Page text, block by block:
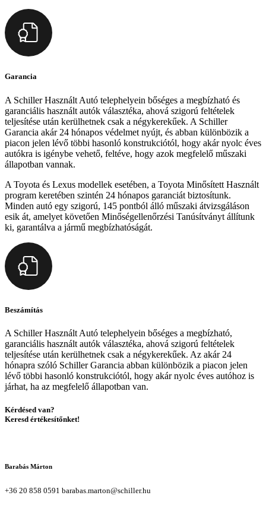
Garancia
A Schiller Használt Autó telephelyein bőséges a megbízható és
garanciális használt autók választéka, ahová szigorú feltételek
teljesítése után kerülhetnek csak a négykerekűek. A Schiller
Garancia akár 24 hónapos védelmet nyújt, és abban különbözik a
piacon jelen lévő többi hasonló konstrukciótól, hogy akár nyolc éves
autókra is igénybe vehető, feltéve, hogy azok megfelelő műszaki
állapotban vannak.
A Toyota és Lexus modellek esetében, a Toyota Minősített Használt
program keretében szintén 24 hónapos garanciát biztosítunk.
Minden autó egy szigorú, 145 pontból álló műszaki átvizsgáláson
esik át, amelyet követően Minőségellenőrzési Tanúsítványt állítunk
ki, garantálva a jármű megbízhatóságát.
Beszámítás
A Schiller Használt Autó telephelyein bőséges a megbízható,
garanciális használt autók választéka, ahová szigorú feltételek
teljesítése után kerülhetnek csak a négykerekűek. Az akár 24
hónapra szóló Schiller Garancia abban különbözik a piacon jelen
lévő többi hasonló konstrukciótól, hogy akár nyolc éves autóhoz is
járhat, ha az megfelelő állapotban van.
Kérdésed van?
Keresd értékesítőnket!
Barabás Márton
+36 20 858 0591 barabas.marton@schiller.hu